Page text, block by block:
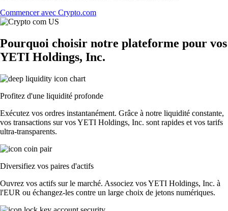
Commencer avec Crypto.com
Pourquoi choisir notre plateforme pour vos
YETI Holdings, Inc.
Profitez d'une liquidité profonde
Exécutez vos ordres instantanément. Grâce à notre liquidité constante,
vos transactions sur vos YETI Holdings, Inc. sont rapides et vos tarifs
ultra-transparents.
Diversifiez vos paires d'actifs
Ouvrez vos actifs sur le marché. Associez vos YETI Holdings, Inc. à
l'EUR ou échangez-les contre un large choix de jetons numériques.